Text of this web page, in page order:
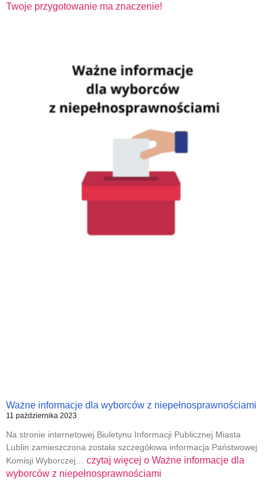
Twoje przygotowanie ma znaczenie!
Ważne informacje dla wyborców z niepełnosprawnościami
11 października 2023
Na stronie internetowej Biuletynu Informacji Publicznej Miasta
Lublin zamieszczona została szczegółowa informacja Państwowej
Komisji Wyborczej… czytaj więcej o Ważne informacje dla
wyborców z niepełnosprawnościami